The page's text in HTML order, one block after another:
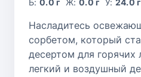
Б:0.0 г Ж: 0.0 г У: 24.0 г
Насладитесь
сорбетом, который
десертом для горячих
легкий и воздушный